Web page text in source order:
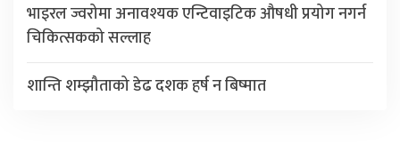
भाइरल ज्वरोमा अनावश्यक एन्टिवाइटिक औषधी प्रयोग नगर्न
चिकित्सकको सल्लाह
शान्ति शम्झौताको डेढ दशक हर्ष न बिष्मात